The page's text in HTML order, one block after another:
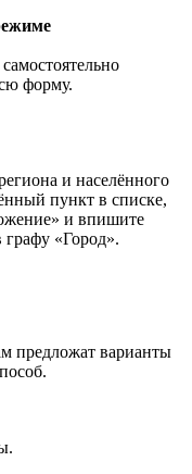
форму.
и населённого
пункт в списке,
и впишите
графу «Город».
предложат варианты